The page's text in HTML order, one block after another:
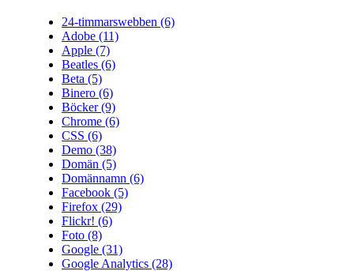
24-timmarswebben (6)
Adobe (11)
Apple (7)
Beatles (6)
Beta (5)
Binero (6)
Böcker(9)
Chrome (6)
CSS (6)
Demo (38)
Domän (5)
Domännamn (6)
Facebook (5)
Firefox (29)
Flickr! (6)
Foto (8)
Google (31)
Google Analytics (28)